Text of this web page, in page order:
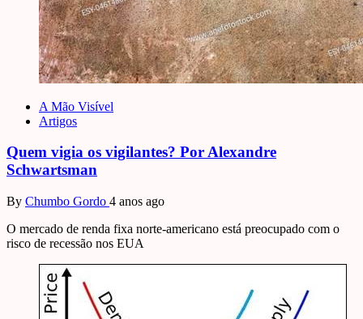
A Mão Visível
Artigos
Quem vigia os vigilantes? Por Alexandre
Schwartsman
By Chumbo Gordo 4 anos ago
O mercado de renda fixa norte-americano está preocupado com o
risco de recessão nos EUA